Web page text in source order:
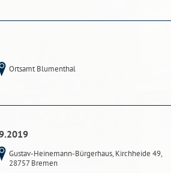
Ortsamt Blumenthal
Gustav-Heinemann-Bürgerhaus, Kirchheide 49,
28757 Bremen